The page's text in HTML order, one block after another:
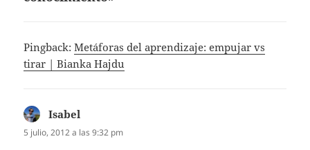
Pingback:Metáforas del aprendizaje: empujar vs
tirar | Bianka Hajdu
Isabel
5 julio, 2012 a las 9:32 pm